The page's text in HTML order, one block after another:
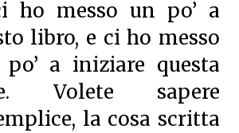
ho messo un po’ a
libro, e ci ho messo
a iniziare questa
Volete sapere
la cosa scritta